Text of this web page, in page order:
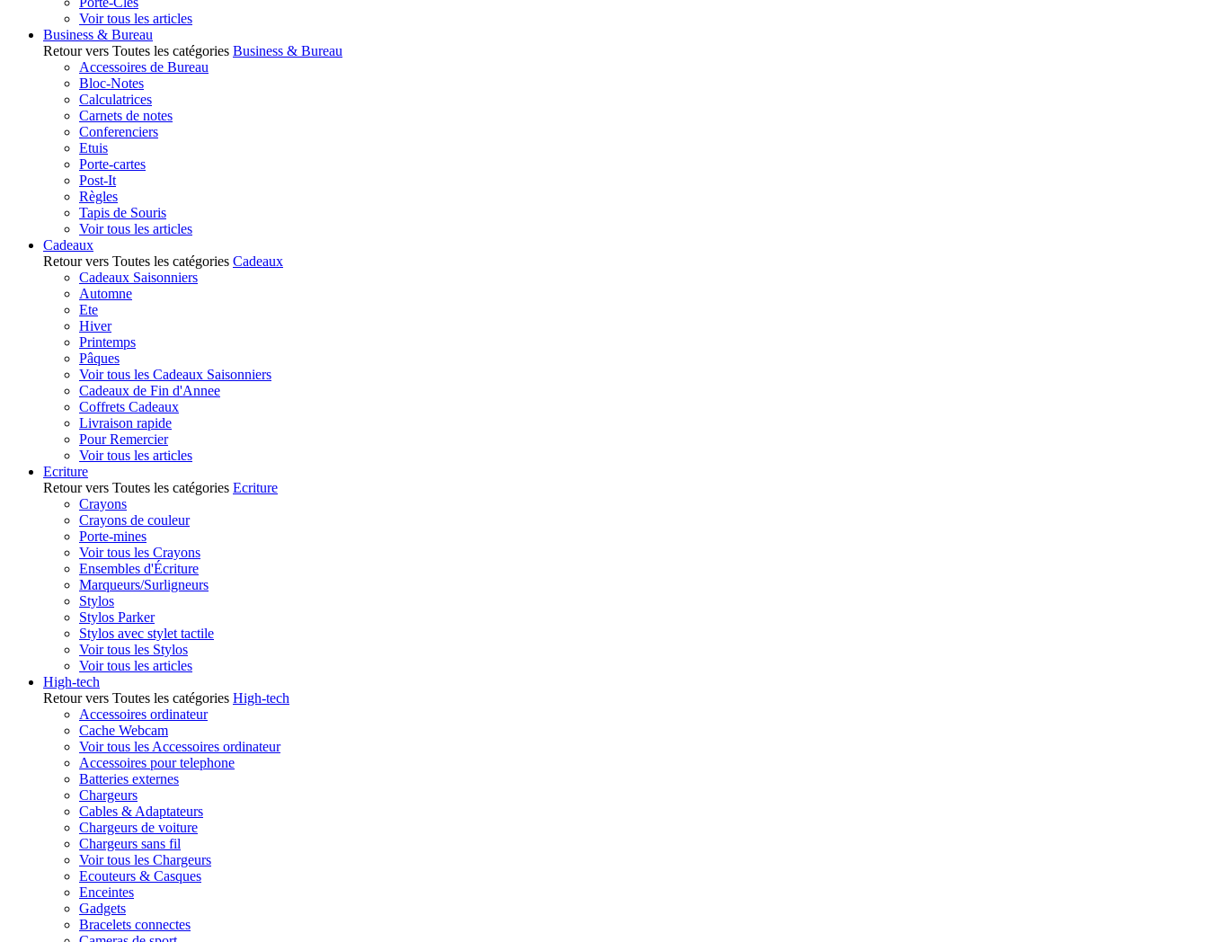
Voir tous les articles
Business & Bureau
Retour vers Toutes les catégories Business & Bureau
Accessoires de Bureau
Bloc-Notes
Calculatrices
Carnets de notes
Conferenciers
Etuis
Porte-cartes
Post-It
Règles
Tapis de Souris
Voir tous les articles
Cadeaux
Retour vers Toutes les catégories Cadeaux
Cadeaux Saisonniers
Automne
Ete
Hiver
Printemps
Pâques
Voir tous les Cadeaux Saisonniers
Cadeaux de Fin d'Annee
Coffrets Cadeaux
Livraison rapide
Pour Remercier
Voir tous les articles
Ecriture
Retour vers Toutes les catégories Ecriture
Crayons
Crayons de couleur
Porte-mines
Voir tous les Crayons
Ensembles d'Écriture
Marqueurs/Surligneurs
Stylos
Stylos Parker
Stylos avec stylet tactile
Voir tous les Stylos
Voir tous les articles
High-tech
Retour vers Toutes les catégories High-tech
Accessoires ordinateur
Cache Webcam
Voir tous les Accessoires ordinateur
Accessoires pour telephone
Batteries externes
Chargeurs
Cables & Adaptateurs
Chargeurs de voiture
Chargeurs sans fil
Voir tous les Chargeurs
Ecouteurs & Casques
Enceintes
Gadgets
Bracelets connectes